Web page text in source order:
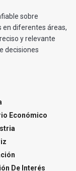
sobre
en diferentes áreas,
y relevante
decisiones
Económico
De Interés